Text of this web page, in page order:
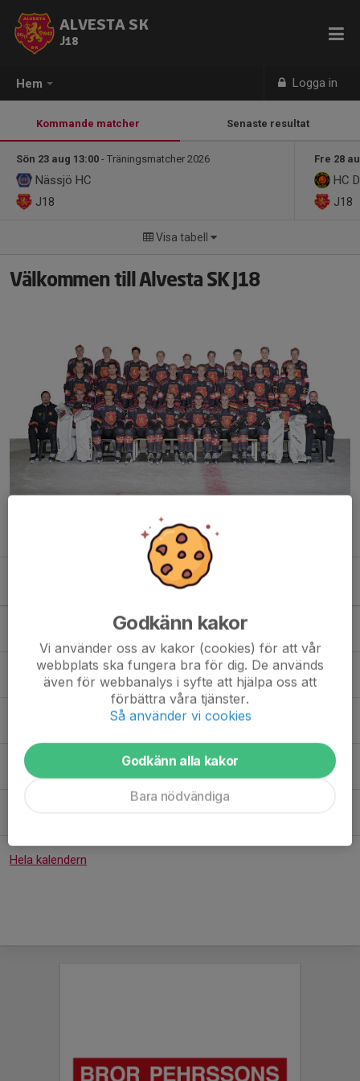
Hem Logga in
ALVESTA SK
J18
Kommande matcher Senaste resultat
Sön 23 aug 13:00 - Träningsmatcher 2026
Nässjö HC
J18
Fre 28
HC
J18
Visa tabell
Välkommen till Alvesta SK J18
Kommande aktiviteter
Fystester
Ons 12/8
18:15-19:15
Fystester
Virdavallens ishall
Fys+issträning
Tis 18/8
17:45-19:00
Is+fysträning
Virdavallens ishall
Is+fysträning
Hela kalendern
Godkänn kakor
Vi använder oss av kakor (cookies) för att vår
webbplats ska fungera bra för dig. De används
även för webbanalys i syfte att hjälpa oss att
förbättra våra tjänster.
Så använder vi cookies
Godkänn alla kakor
Bara nödvändiga